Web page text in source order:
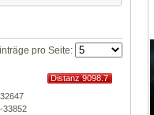
pro Seite:
Distanz 9098.7
33852